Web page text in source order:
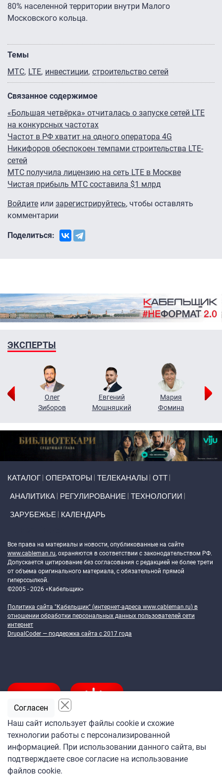
80% населенной территории внутри Малого
Московского кольца.
Темы
МТС LTE инвестиции строительство сетей
Связанное содержимое
«Большая четвёрка» отчиталась о запуске сетей LTE
на конкурсных частотах
Частот в РФ хватит на одного оператора 4G
Никифоров обеспокоен темпами строительства LTE-
сетей
МТС получила лицензию на сеть LTE в Москве
Чистая прибыль МТС составила $1 млрд
Войдите или зарегистрируйтесь, чтобы оставлять
комментарии
Поделиться:
ЭКСПЕРТЫ
Олег
Зиборов
Евгений
Мошняцкий
Мария
Фомина
КАТАЛОГ ОПЕРАТОРЫ ТЕЛЕКАНАЛЫ ОТТ
АНАЛИТИКА РЕГУЛИРОВАНИЕ ТЕХНОЛОГИИ
ЗАРУБЕЖЬЕ КАЛЕНДАРЬ
Все права на материалы и новости, опубликованные на сайте
www.cableman.ru, охраняются в соответствии с законодательством РФ.
Допускается цитирование без согласования с редакцией не более трети
от объема оригинального материала, с обязательной прямой
гиперссылкой.
©2005 - 2026 «Кабельщик»
Политика сайта "Кабельщик" (интернет-адреса www.cableman.ru) в
отношении обработки персональных данных пользователей сети
интернет
DrupalCoder — поддержка сайта c 2017 года
Подпишитесь
на ежедневную рассылку
«Кабельщика»
Наш сайт использует файлы cookie и схожие
технологии работы с персонализированной
информацией. При использовании данного сайта, вы
подтверждаете свое согласие на использование
файлов cookie.
Согласен